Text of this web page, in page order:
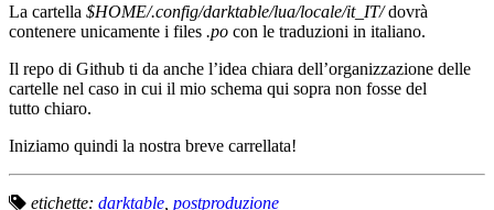
La cartella $HOME/.config/darktable/lua/locale/it_IT/dovrà
contenere unicamente i files .po con le traduzioni in italiano.
Il repo di Github ti da anche l’idea chiara dell’organizzazione delle
cartelle nel caso in cui il mio schema qui sopra non fosse del
tutto chiaro.
Iniziamo quindi la nostra breve carrellata!
etichette: darktable postproduzione